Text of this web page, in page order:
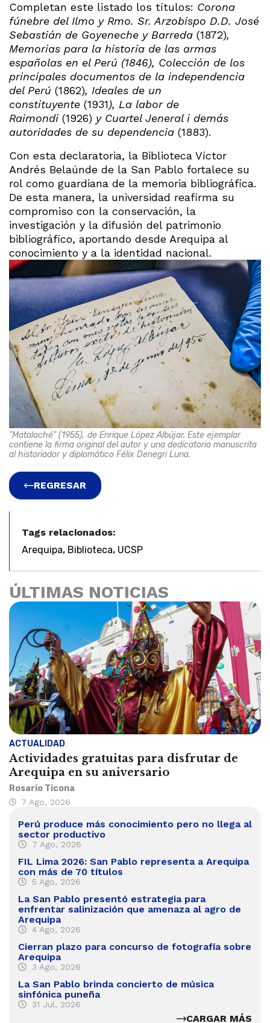
Completan este listado los títulos: Corona
fúnebre del Ilmo y Rmo. Sr. Arzobispo D.D. José
Sebastián de Goyeneche y Barreda (1872),
Memorias para la historia de las armas
españolas en el Perú (1846), Colección de los
principales documentos de la independencia
del Perú (1862), Ideales de un
constituyente (1931), La labor de
Raimondi (1926) y Cuartel Jeneral i demás
autoridades de su dependencia (1883).
Con esta declaratoria, la Biblioteca Víctor
Andrés Belaúnde de la San Pablo fortalece su
rol como guardiana de la memoria bibliográfica.
De esta manera, la universidad reafirma su
compromiso con la conservación, la
investigación y la difusión del patrimonio
bibliográfico, aportando desde Arequipa al
conocimiento y a la identidad nacional.
"Matalaché" (1955), de Enrique López Albújar. Este ejemplar
contiene la firma original del autor y una dedicatoria manuscrita
al historiador y diplomático Félix Denegri Luna.
REGRESAR
Tags relacionados:
Arequipa, Biblioteca, UCSP
ÚLTIMAS NOTICIAS
ACTUALIDAD
Actividades gratuitas para disfrutar de
Arequipa en su aniversario
Rosario Ticona
7 Ago, 2026
Perú produce más conocimiento pero no llega al
sector productivo
7 Ago, 2026
FIL Lima 2026: San Pablo representa a Arequipa
con más de 70 títulos
5 Ago, 2026
La San Pablo presentó estrategia para
enfrentar salinización que amenaza al agro de
Arequipa
4 Ago, 2026
Cierran plazo para concurso de fotografía sobre
Arequipa
3 Ago, 2026
La San Pablo brinda concierto de música
sinfónica puneña
31 Jul, 2026
CARGAR MÁS